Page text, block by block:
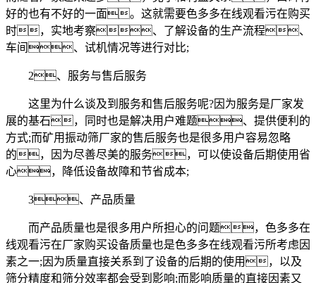
好的也有不好的一面。这就需要色多多在线观看污在购买
时，实地考察、了解设备的生产流程、
车间、试机情况等进行对比;
2、服务与售后服务
这里为什么谈及到服务和售后服务呢?因为服务是厂家发
展的基石，同时也是解决用户难题、提供便利的
方式;而矿用振动筛厂家的售后服务也是很多用户容易忽略
的，因为尽善尽美的服务，可以使设备后期使用省
心，降低设备故障和节省成本;
3、产品质量
而产品质量也是很多用户所担心的问题，色多多在
线观看污在厂家购买设备质量也是色多多在线观看污所考虑因
素之一;因为质量直接关系到了设备的后期的使用，以及
筛分精度和筛分效率都会受到影响;而影响质量的直接因素又